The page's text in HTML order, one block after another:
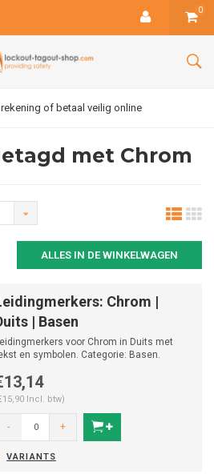
0
of betaal veilig online
met Chrom
ALLES IN DE WINKELWAGEN
Chrom |
| Basen
voor Chrom in Duits met
en symbolen. Categorie: Basen.
Incl. btw)
- +
VARIANTS